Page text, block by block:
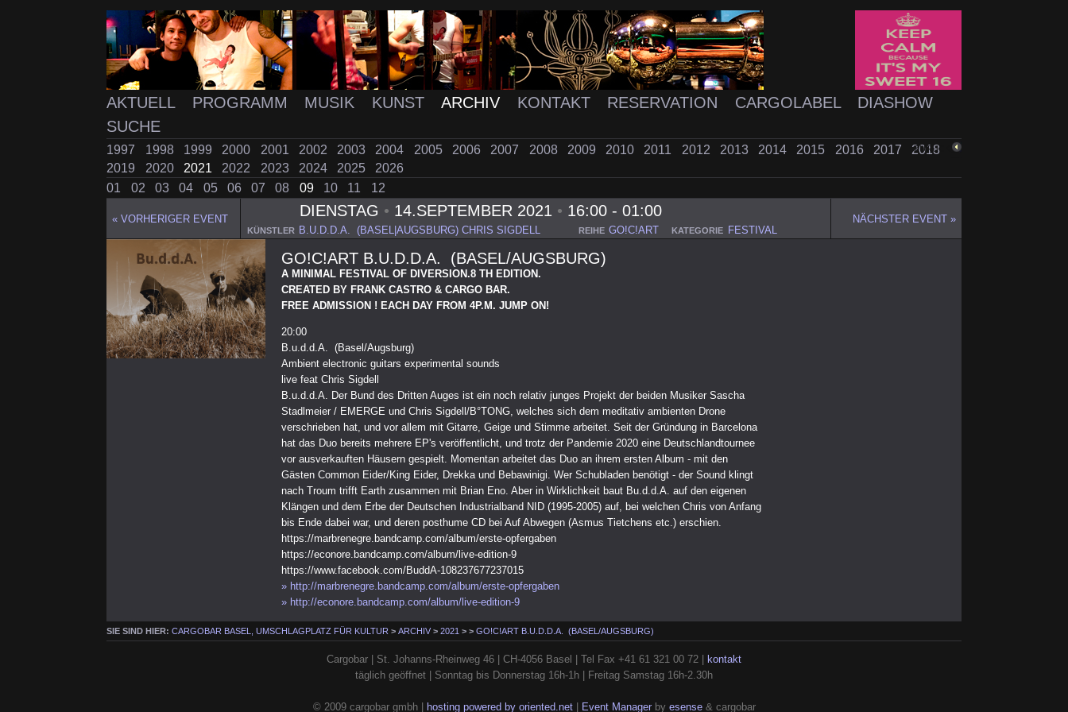
AKTUELL PROGRAMM MUSIK KUNST ARCHIV KONTAKT RESERVATION CARGOLABEL
DIASHOW
SUCHE
1997 1998 1999 2000 2001 2002 2003 2004 2005 2006 2007 2008 2009 2010 2011 2012 2013 2014 2015 2016 2017
2018
2019
2020 2021 2022 2023 2024 2025
2026
01
02 03 04 05 06 07 08 09 10 11 12
ZURÜCK
« VORHERIGER EVENT DIENSTAG • 14.SEPTEMBER 2021 • 16:00 - 01:00
KÜNSTLER B.U.D.D.A. (BASEL|AUGSBURG) CHRIS SIGDELL REIHE GO!C!ART KATEGORIE FESTIVAL
NÄCHSTER EVENT »
GO!C!ART B.U.D.D.A. (BASEL/AUGSBURG)
A MINIMAL FESTIVAL OF DIVERSION.8 TH EDITION.
CREATED BY FRANK CASTRO & CARGO BAR.
FREE ADMISSION ! EACH DAY FROM 4P.M. JUMP ON!
20:00
B.u.d.d.A. (Basel/Augsburg)
Ambient electronic guitars experimental sounds
live feat Chris Sigdell
B.u.d.d.A. Der Bund des Dritten Auges ist ein noch relativ junges Projekt der beiden Musiker Sascha
Stadlmeier / EMERGE und Chris Sigdell/B°TONG, welches sich dem meditativ ambienten Drone
verschrieben hat, und vor allem mit Gitarre, Geige und Stimme arbeitet. Seit der Gründung in Barcelona
hat das Duo bereits mehrere EP's veröffentlicht, und trotz der Pandemie 2020 eine Deutschlandtournee
vor ausverkauften Häusern gespielt. Momentan arbeitet das Duo an ihrem ersten Album - mit den
Gästen Common Eider/King Eider, Drekka und Bebawinigi. Wer Schubladen benötigt - der Sound klingt
nach Troum trifft Earth zusammen mit Brian Eno. Aber in Wirklichkeit baut Bu.d.d.A. auf den eigenen
Klängen und dem Erbe der Deutschen Industrialband NID (1995-2005) auf, bei welchen Chris von Anfang
bis Ende dabei war, und deren posthume CD bei Auf Abwegen (Asmus Tietchens etc.) erschien.
https://marbrenegre.bandcamp.com/album/erste-opfergaben
https://econore.bandcamp.com/album/live-edition-9
https://www.facebook.com/BuddA-108237677237015
» http://marbrenegre.bandcamp.com/album/erste-opfergaben
» http://econore.bandcamp.com/album/live-edition-9
SIE SIND HIER:CARGOBAR BASEL, UMSCHLAGPLATZ FÜR KULTUR >ARCHIV >2021 >>GO!C!ART B.U.D.D.A. (BASEL/AUGSBURG)
Cargobar | St. Johanns-Rheinweg 46 | CH-4056 Basel | Tel Fax +41 61 321 00 72 |
kontakt
täglich geöffnet | Sonntag bis Donnerstag 16h-1h | Freitag Samstag 16h-2.30h
© 2009 cargobar gmbh | hosting powered by oriented.net| Event Managerby esense& cargobar